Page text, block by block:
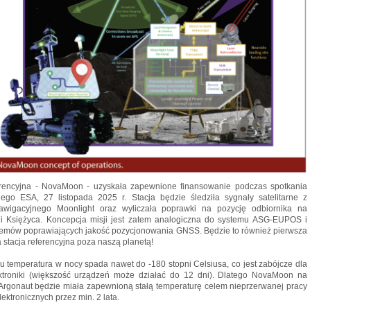
- NovaMoon - uzyskała zapewnione finansowanie podczas spotkania
ESA, 27 listopada 2025 r. Stacja będzie śledziła sygnały satelitarne z
Moonlight oraz wyliczała poprawki na pozycję odbiornika na
Księżyca. Koncepcja misji jest zatem analogiczna do systemu ASG-EUPOS i
poprawiających jakość pozycjonowania GNSS. Będzie to również pierwsza
stacja referencyjna poza naszą planetą!
temperatura w nocy spada nawet do -180 stopni Celsiusa, co jest zabójcze dla
(większość urządzeń może działać do 12 dni). Dlatego NovaMoon na
będzie miała zapewnioną stałą temperaturę celem nieprzerwanej pracy
przez min. 2 lata.